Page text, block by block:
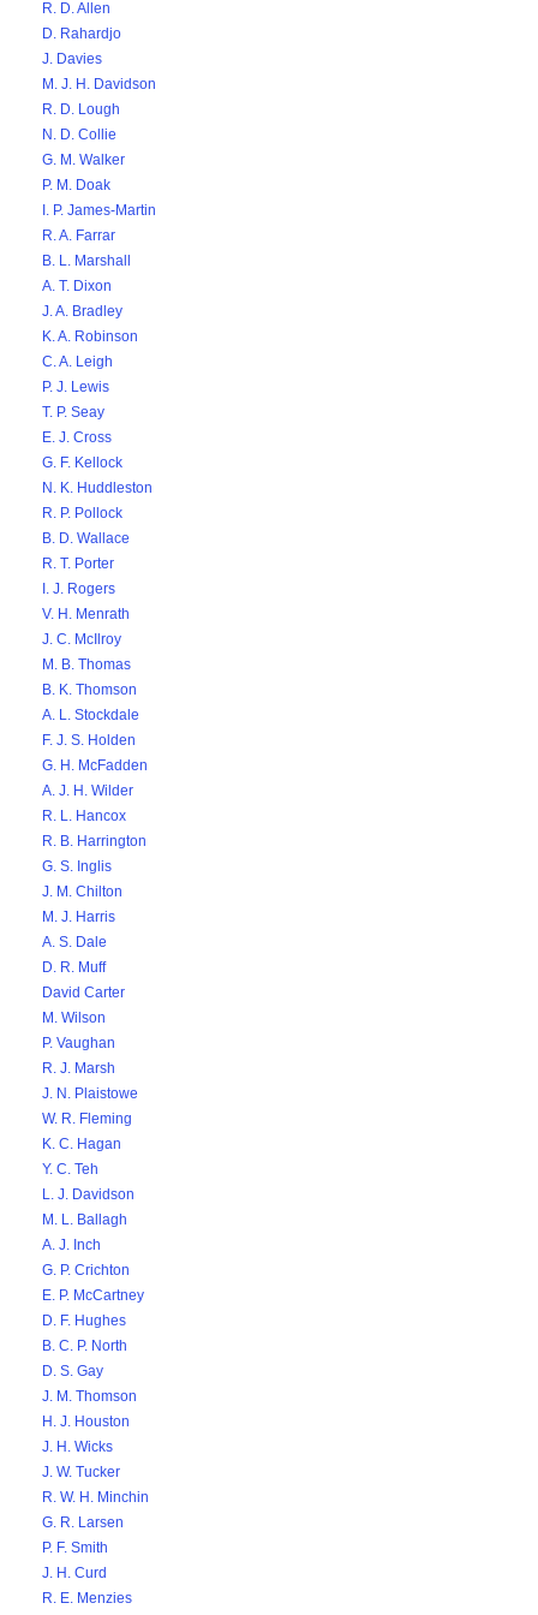
R. D. Allen
D. Rahardjo
J. Davies
M. J. H. Davidson
R. D. Lough
N. D. Collie
G. M. Walker
P. M. Doak
I. P. James-Martin
R. A. Farrar
B. L. Marshall
A. T. Dixon
J. A. Bradley
K. A. Robinson
C. A. Leigh
P. J. Lewis
T. P. Seay
E. J. Cross
G. F. Kellock
N. K. Huddleston
R. P. Pollock
B. D. Wallace
R. T. Porter
I. J. Rogers
V. H. Menrath
J. C. McIlroy
M. B. Thomas
B. K. Thomson
A. L. Stockdale
F. J. S. Holden
G. H. McFadden
A. J. H. Wilder
R. L. Hancox
R. B. Harrington
G. S. Inglis
J. M. Chilton
M. J. Harris
A. S. Dale
D. R. Muff
David Carter
M. Wilson
P. Vaughan
R. J. Marsh
J. N. Plaistowe
W. R. Fleming
K. C. Hagan
Y. C. Teh
L. J. Davidson
M. L. Ballagh
A. J. Inch
G. P. Crichton
E. P. McCartney
D. F. Hughes
B. C. P. North
D. S. Gay
J. M. Thomson
H. J. Houston
J. H. Wicks
J. W. Tucker
R. W. H. Minchin
G. R. Larsen
P. F. Smith
J. H. Curd
R. E. Menzies